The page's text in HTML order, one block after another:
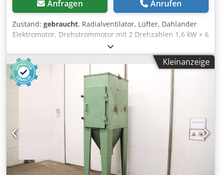
Anfragen Anrufen
Zustand: gebraucht, Radialventilator, Lüfter, Dahlander
Elektromotor, Drehstrommotor mit 2 Drehzahlen 1,6 kW + 6
kW BLECHER Typ 132 S4 / 2 Für Absaugung Kühlung oder
Belüftung Lüfterrad-Durchmesser: Ø 400 mm Lüfterrad-
Breite: 175 mm Wellendurchmesser Motorwelle: Ø 38 mm
Motorausführung: Dahlander Stern / Doppelstern Chjdpfx
Aszinyhsk Dsa Motordrehzahl: 1440 / 2870 U/min. Polzahl:
8 / 4 Motorleistung: 1,6 / 6 kW Netzanschluß: 400 Volt, 50
Hz - Dahlander Drehstrommotor mit 2 Drehzahlen -
Ventilator Lüfterrad aus Metall - Ventilator Abdeckblech
aus Metall Ø 465 mm - Elektromotor mit Standard-
Fußflansch, Befestigungsbohrungen Ø 11,5 / Lochabstand
215 x 140 mm Platzbedarf L x B x H: 570 x 465 x 465 mm
Gewicht: 57 kg guter Zustand 2 Stück vorhanden, Preis pro
Stück
Kleinanzeige